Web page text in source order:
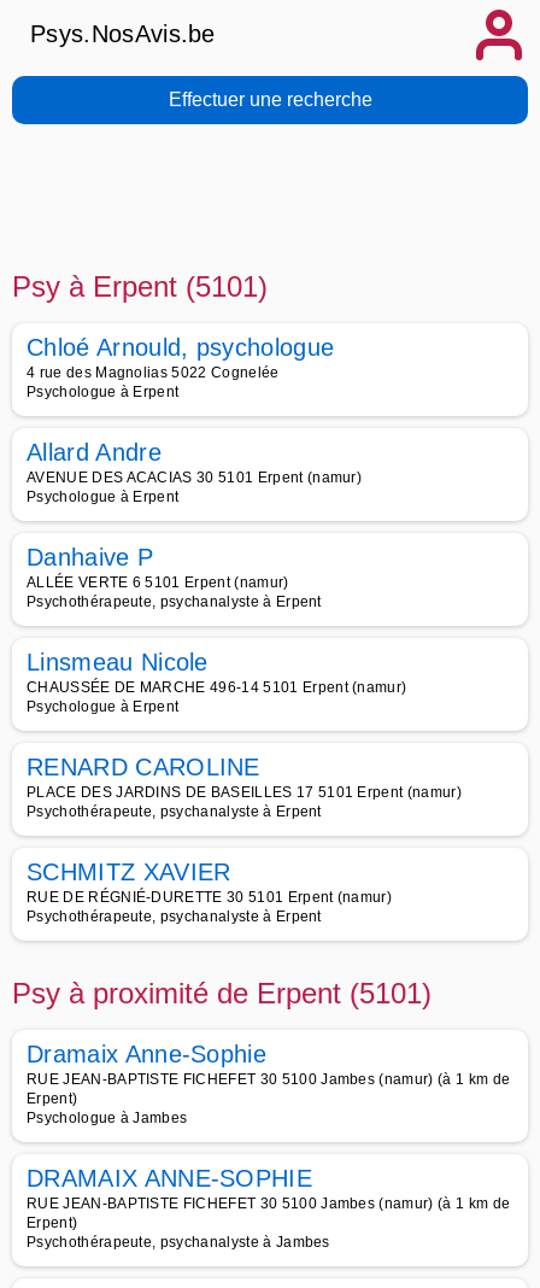
Psys.NosAvis.be
Effectuer une recherche
Psy à Erpent (5101)
Chloé Arnould, psychologue
4 rue des Magnolias 5022 Cognelée
Psychologue à Erpent
Allard Andre
AVENUE DES ACACIAS 30 5101 Erpent (namur)
Psychologue à Erpent
Danhaive P
ALLÉE VERTE 6 5101 Erpent (namur)
Psychothérapeute, psychanalyste à Erpent
Linsmeau Nicole
CHAUSSÉE DE MARCHE 496-14 5101 Erpent (namur)
Psychologue à Erpent
RENARD CAROLINE
PLACE DES JARDINS DE BASEILLES 17 5101 Erpent (namur)
Psychothérapeute, psychanalyste à Erpent
SCHMITZ XAVIER
RUE DE RÉGNIÉ-DURETTE 30 5101 Erpent (namur)
Psychothérapeute, psychanalyste à Erpent
Psy à proximité de Erpent (5101)
Dramaix Anne-Sophie
RUE JEAN-BAPTISTE FICHEFET 30 5100 Jambes (namur) (à 1 km de
Erpent)
Psychologue à Jambes
DRAMAIX ANNE-SOPHIE
RUE JEAN-BAPTISTE FICHEFET 30 5100 Jambes (namur) (à 1 km de
Erpent)
Psychothérapeute, psychanalyste à Jambes